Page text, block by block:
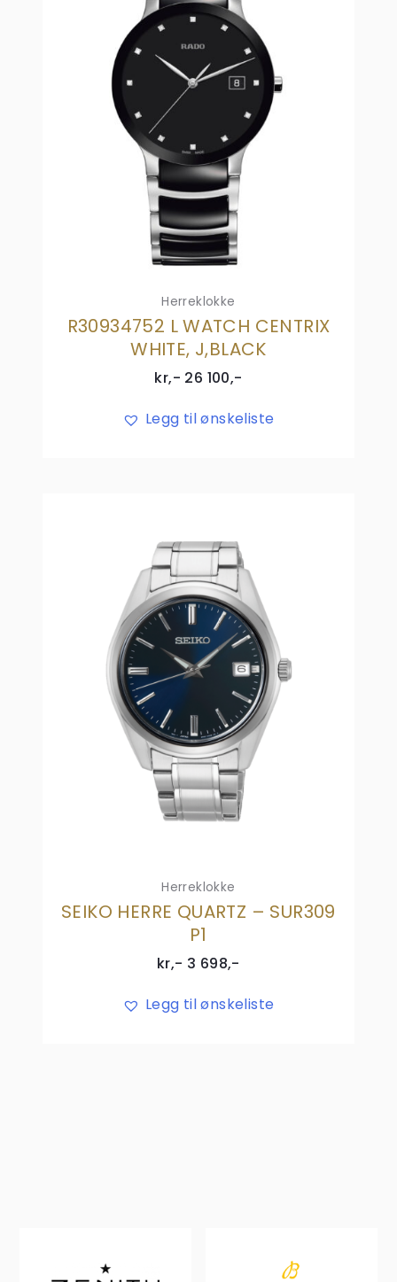
Herreklokke
R30934752 L WATCH CENTRIX
WHITE, J,BLACK
kr,- 26 100,-
Legg til ønskeliste
Herreklokke
SEIKO HERRE QUARTZ – SUR309
P1
kr,- 3 698,-
Legg til ønskeliste